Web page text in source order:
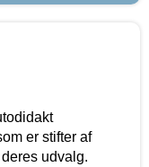
er stifter af
udvalg.